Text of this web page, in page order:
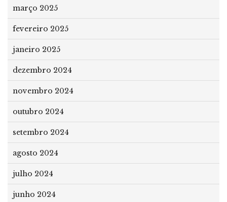
março 2025
fevereiro 2025
janeiro 2025
dezembro 2024
novembro 2024
outubro 2024
setembro 2024
agosto 2024
julho 2024
junho 2024